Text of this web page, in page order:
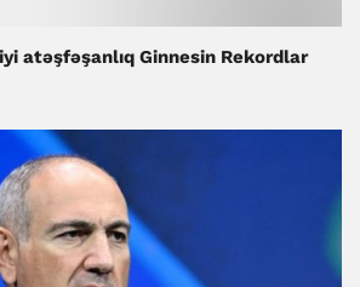
atəşfəşanlıq Ginnesin Rekordlar